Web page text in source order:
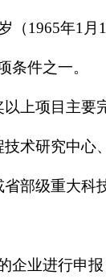
（1965年1
条件之一。
上项目主
术研究中
部级重大科
企业进行申